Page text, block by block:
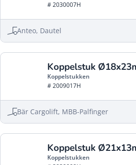
# 2030007H
Anteo, Dautel
Koppelstuk
Koppelstukken
# 2009017H
Bär Cargolift, MBB-Palfinger
Koppelstuk
Koppelstukken